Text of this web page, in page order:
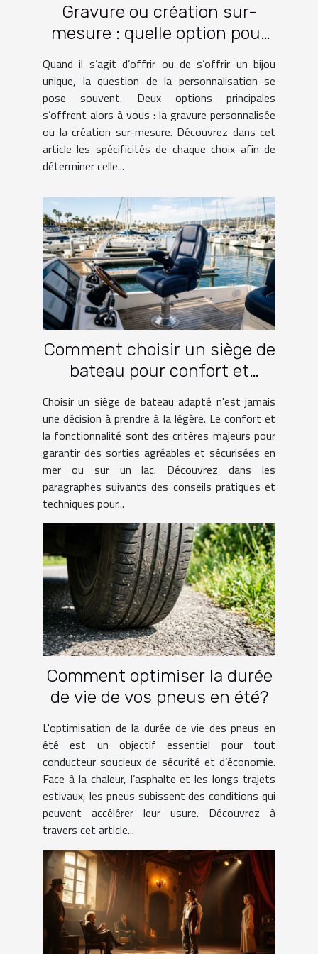
Gravure ou création sur-
mesure : quelle option pour
Quand il s’agit d’offrir ou de s’offrir un bijou
unique, la question de la personnalisation se
pose souvent. Deux options principales
s’offrent alors à vous : la gravure personnalisée
ou la création sur-mesure. Découvrez dans cet
article les spécificités de chaque choix afin de
déterminer celle...
Comment choisir un siège de
bateau pour confort et
fonctionnalité?
Choisir un siège de bateau adapté n'est jamais
une décision à prendre à la légère. Le confort et
la fonctionnalité sont des critères majeurs pour
garantir des sorties agréables et sécurisées en
mer ou sur un lac. Découvrez dans les
paragraphes suivants des conseils pratiques et
techniques pour...
Comment optimiser la durée
de vie de vos pneus en été?
L'optimisation de la durée de vie des pneus en
été est un objectif essentiel pour tout
conducteur soucieux de sécurité et d’économie.
Face à la chaleur, l’asphalte et les longs trajets
estivaux, les pneus subissent des conditions qui
peuvent accélérer leur usure. Découvrez à
travers cet article...